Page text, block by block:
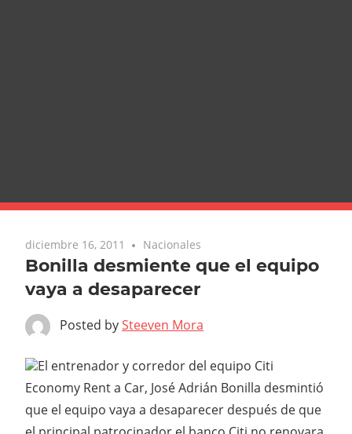
diciembre 16, 2011 Nacionales
Bonilla desmiente que el equipo
vaya a desaparecer
Posted bySteeven Mora
El entrenador y corredor del equipo Citi
Economy Rent a Car, José Adrián Bonilla desmintió
que el equipo vaya a desaparecer después de que